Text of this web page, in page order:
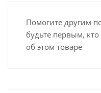
Помогите другим
будьте первым,
об этом товаре